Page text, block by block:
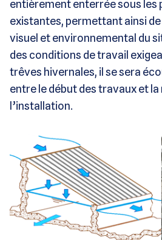
entièrement enterrée sous les
existantes, permettant ainsi
visuel et environnemental du
des conditions de travail
trêves hivernales, il se sera
entre le début des travaux et
l’installation.